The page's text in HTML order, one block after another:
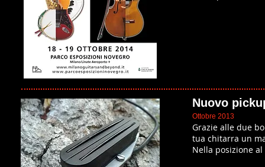
Nuovo
Ottobre 2013
Grazie alle due
tua chitarra un
Nella posizione